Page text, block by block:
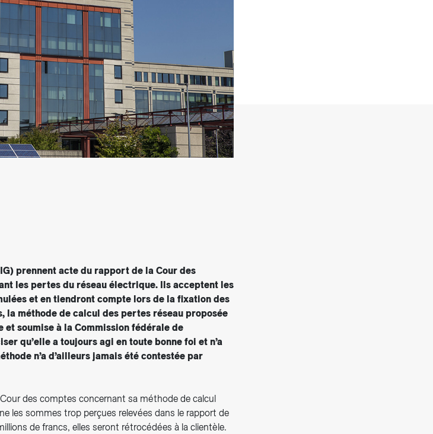
prennent acte du rapport de la Cour des
les pertes du réseau électrique. Ils acceptent les
et en tiendront compte lors de la fixation des
méthode de calcul des pertes réseau proposée
soumise à la Commission fédérale de
qu’elle a toujours agi en toute bonne foi et n’a
n’a d’ailleurs jamais été contestée par
des comptes concernant sa méthode de calcul
les sommes trop perçues relevées dans le rapport de
de francs, elles seront rétrocédées à la clientèle.